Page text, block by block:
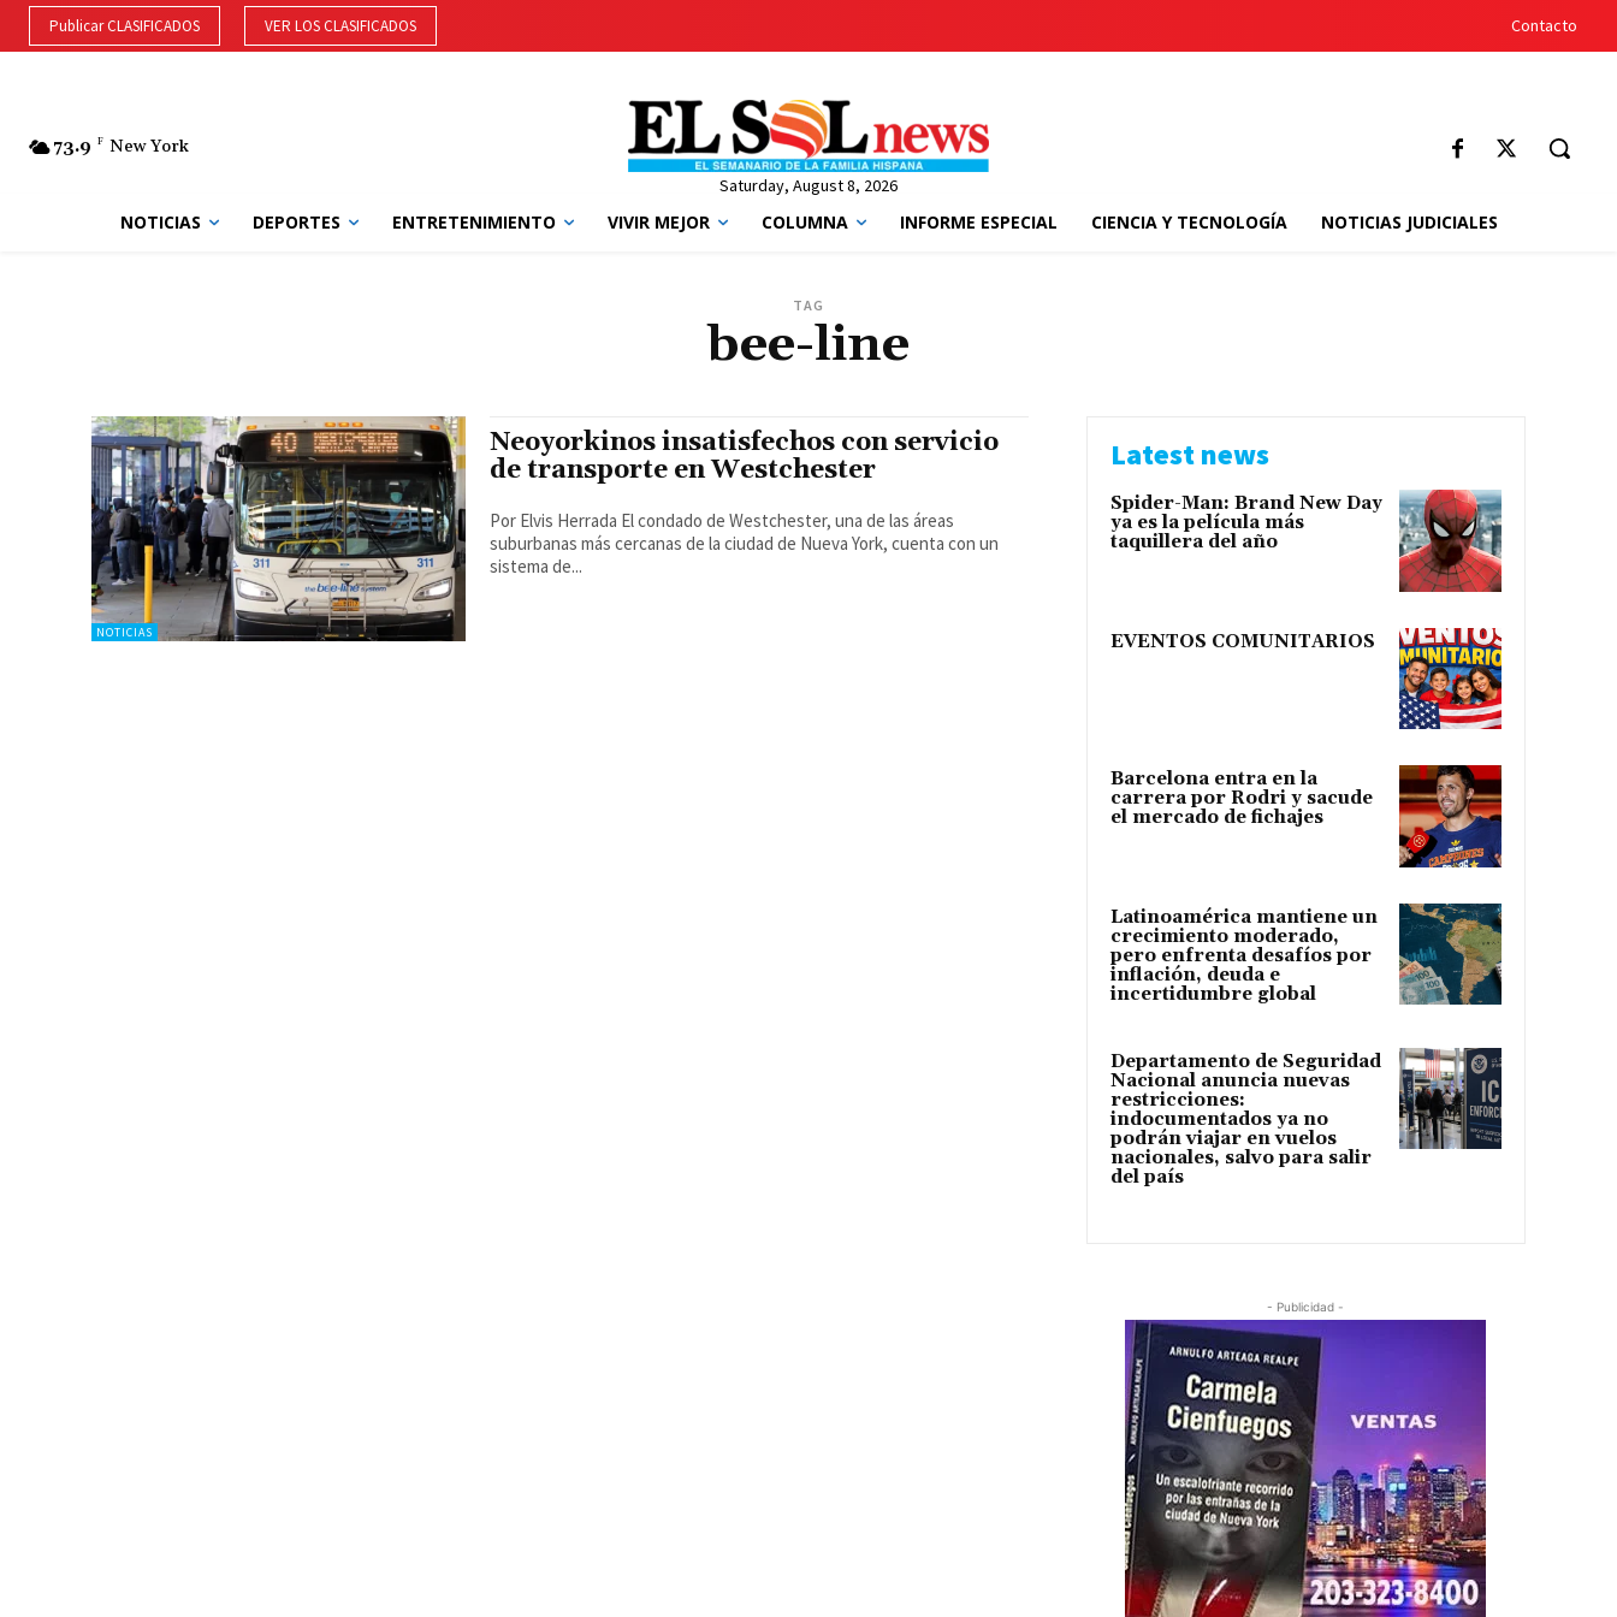
Publicar CLASIFICADOS VER LOS CLASIFICADOS Contacto
73.9 F New York
Saturday, August 8, 2026
NOTICIAS DEPORTES ENTRETENIMIENTO VIVIR MEJOR COLUMNA INFORME ESPECIAL CIENCIA Y TECNOLOGÍA NOTICIAS JUDICIALES
TAG
bee-line
NOTICIAS
Neoyorkinos insatisfechos con servicio
de transporte en Westchester
Por Elvis Herrada El condado de Westchester, una de las áreas
suburbanas más cercanas de la ciudad de Nueva York, cuenta con un
sistema de...
Latest news
Spider-Man: Brand New Day
ya es la película más
taquillera del año
EVENTOS COMUNITARIOS
Barcelona entra en la
carrera por Rodri y sacude
el mercado de fichajes
Latinoamérica mantiene un
crecimiento moderado,
pero enfrenta desafíos por
inflación, deuda e
incertidumbre global
Departamento de Seguridad
Nacional anuncia nuevas
restricciones:
indocumentados ya no
podrán viajar en vuelos
nacionales, salvo para salir
del país
- Publicidad -